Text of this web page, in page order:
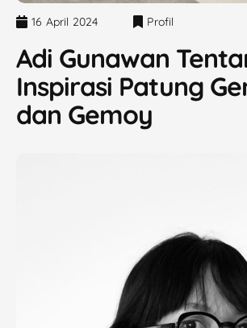
16 April 2024 Profil
Adi Gunawan
Inspirasi Patung
dan Gemoy